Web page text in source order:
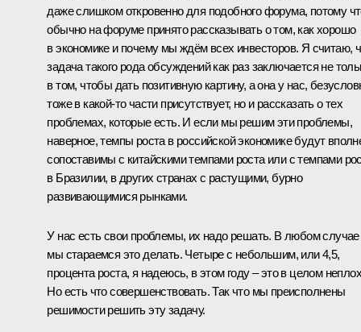
даже слишком откровенно для подобного форума, потому
обычно на форуме принято рассказывать о том, как хорошо
в экономике и почему мы ждём всех инвесторов. Я считаю,
задача такого рода обсуждений как раз заключается не
в том, чтобы дать позитивную картину, а она у нас,
тоже в какой‑то части присутствует, но и рассказать о тех
проблемах, которые есть. И если мы решим эти проблемы,
наверное, темпы роста в российской экономике будут
сопоставимы с китайскими темпами роста или с темпами
в Бразилии, в других странах с растущими, бурно
развивающимися рынками.
У нас есть свои проблемы, их надо решать. В любом случае
мы стараемся это делать. Четыре с небольшим, или 4,5,
процента роста, я надеюсь, в этом году – это в целом
Но есть что совершенствовать. Так что мы преисполнены
решимости решить эту задачу.